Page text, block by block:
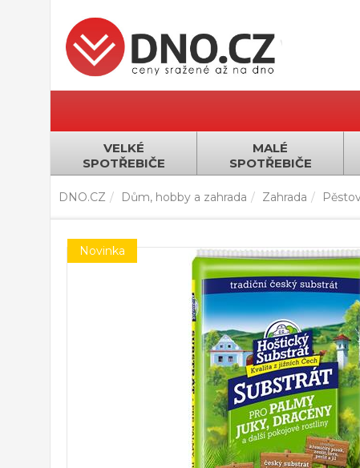
VELKÉ
SPOTŘEBIČE
MALÉ
SPOTŘEBIČE
DNO.CZ Dům, hobby a zahrada Zahrada
Novinka